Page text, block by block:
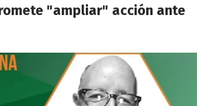
"ampliar" acción ante